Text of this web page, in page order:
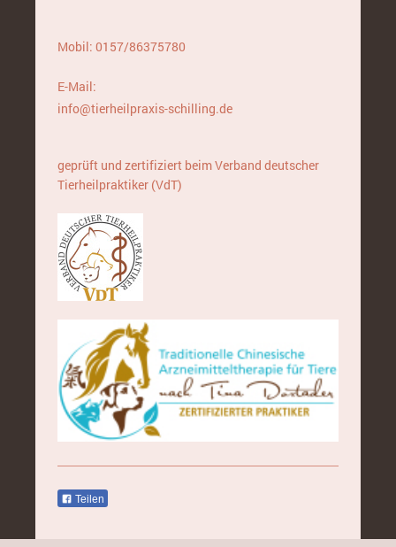
Mobil: 0157/86375780
E-Mail:
info@tierheilpraxis-schilling.de
geprüft und zertifiziert beim Verband deutscher
Tierheilpraktiker (VdT)
Teilen